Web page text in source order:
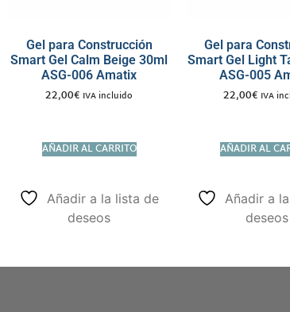
Gel para Construcción
Smart Gel Calm Beige 30ml
ASG-006 Amatix
22,00€ IVA incluido
AÑADIR AL CARRITO
Añadir a la lista de
deseos
Gel para
Smart Gel Light
ASG-005
22,00€ IVA
AÑADIR AL
Añadir a
deseos